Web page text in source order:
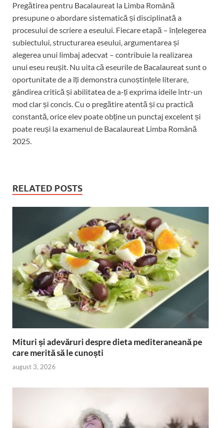
Pregătirea pentru Bacalaureat la Limba Română
presupune o abordare sistematică și disciplinată a
procesului de scriere a eseului. Fiecare etapă – înțelegerea
subiectului, structurarea eseului, argumentarea și
alegerea unui limbaj adecvat – contribuie la realizarea
unui eseu reușit. Nu uita că eseurile de Bacalaureat sunt o
oportunitate de a îți demonstra cunoștințele literare,
gândirea critică și abilitatea de a-ți exprima ideile într-un
mod clar și concis. Cu o pregătire atentă și cu practică
constantă, orice elev poate obține un punctaj excelent și
poate reuși la examenul de Bacalaureat Limba Română
2025.
RELATED POSTS
Mituri și adevăruri despre dieta mediteraneană pe
care merită să le cunoști
august 3, 2026